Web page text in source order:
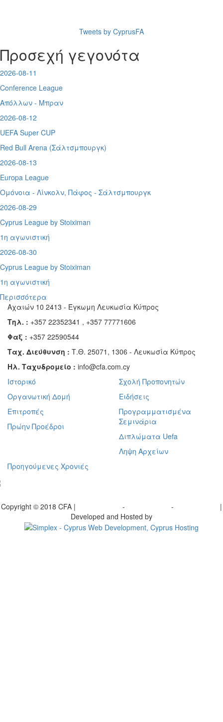
Tweets by CyprusFA
Προσεχή γεγονότα
2026-08-11
Conference League
Απόλλων - Μπραν
2026-08-12
UEFA Super CUP
Red Bull Arena (Σάλτσμπουργκ)
2026-08-13
Europa League
Ομόνοια - Λίνκολν, Πάφος - Σάλτσμπουργκ
2026-08-29
Cyprus League by Stoiximan
1η αγωνιστική
2026-08-30
Cyprus League by Stoiximan
1η αγωνιστική
Περισσότερα
Αχαιών 10 2413 - Έγκωμη Λευκωσία Κύπρος
Τηλ. : +357 22352341 , +357 77771606
Φαξ : +357 22590544
Ταχ. Διεύθυνση : Τ.Θ. 25071, 1306 - Λευκωσία Κύπρος
Ηλ. Ταχυδρομείο : info@cfa.com.cy
Ιστορικό
Οργανωτική Δομή
Επιτροπές
Πρώην Προέδροι
Σχολή Προπονητών
Ειδήσεις
Προγραμματισμένα
Σεμινάρια
Διπλώματα Uefa
Ληψη Αρχείων
Προηγούμενες Χρονιές
Copyright © 2018 CFA | - -
|
Developed and Hosted by